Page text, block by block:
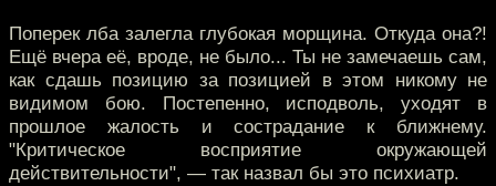
Поперек лба залегла глубокая морщина. Откуда она?!
Ещё вчера её, вроде, не было... Ты не замечаешь сам,
как сдашь позицию за позицией в этом никому не
видимом бою. Постепенно, исподволь, уходят в
прошлое жалость и сострадание к ближнему.
"Критическое восприятие окружающей
действительности", — так назвал бы это психиатр.